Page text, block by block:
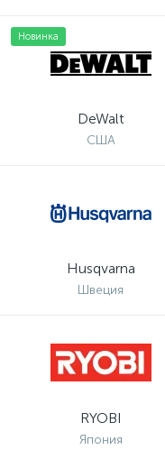
Новинка
DeWalt
США
Husqvarna
Швеция
RYOBI
Япония